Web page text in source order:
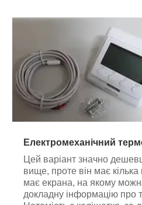
Електромеханічний
Цей варіант значно
вище, проте він має
має екрана, на якому
докладну інформацію про